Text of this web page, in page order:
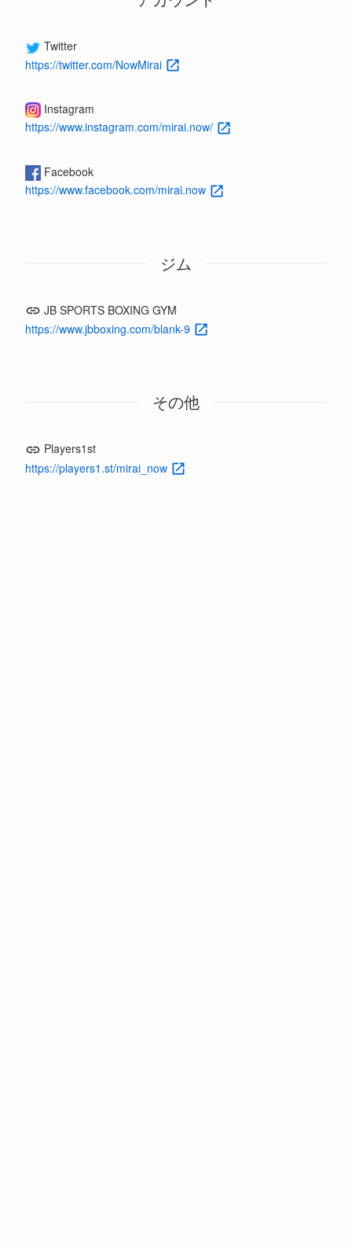
Twitter
https://twitter.com/NowMirai
Instagram
https://www.instagram.com/mirai.now/
Facebook
https://www.facebook.com/mirai.now
ジム
JB SPORTS BOXING GYM
https://www.jbboxing.com/blank-9
その他
Players1st
https://players1.st/mirai_now